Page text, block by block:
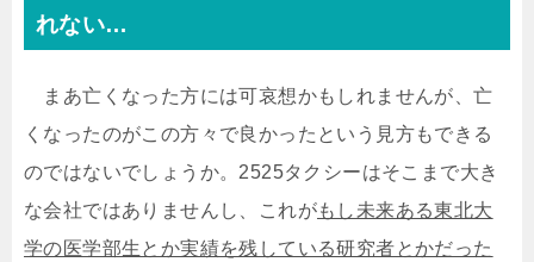
れない…
まあ亡くなった方には可哀想かもしれませんが、亡
くなったのがこの方々で良かったという見方もできる
のではないでしょうか。2525タクシーはそこまで大き
な会社ではありませんし、これがもし未来ある東北大
学の医学部生とか実績を残している研究者とかだった